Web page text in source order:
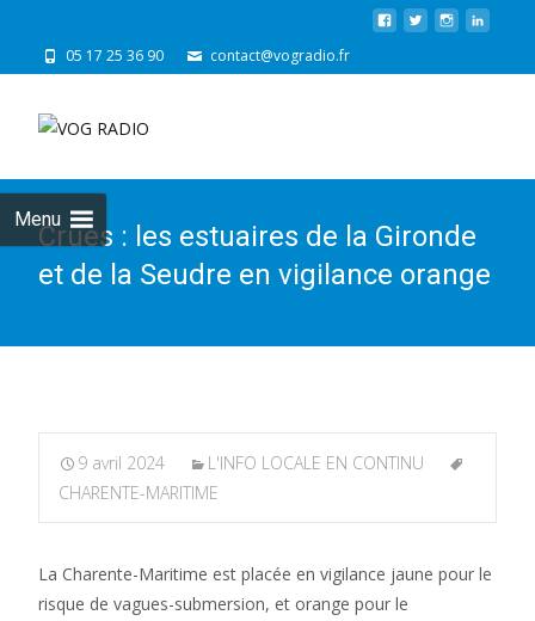
05 17 25 36 90 contact@vogradio.fr
Menu
Crues : les estuaires de la Gironde
et de la Seudre en vigilance orange
9 avril 2024
L'INFO LOCALE EN CONTINU
CHARENTE-MARITIME
La Charente-Maritime est placée en vigilance jaune pour le
risque de vagues-submersion, et orange pour le